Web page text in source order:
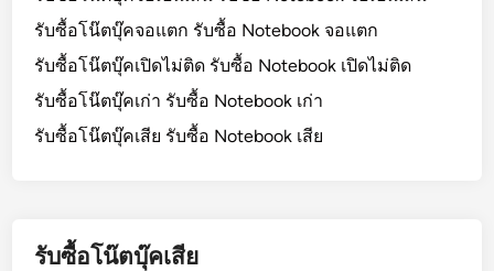
รับซื้อโน๊ตบุ๊คจอแตก รับซื้อ Notebook จอแตก
รับซื้อโน๊ตบุ๊คเปิดไม่ติด รับซื้อ Notebook เปิดไม่ติด
รับซื้อโน๊ตบุ๊คเก่า รับซื้อ Notebook เก่า
รับซื้อโน๊ตบุ๊คเสีย รับซื้อ Notebook เสีย
รับซื้อโน๊ตบุ๊คเสีย